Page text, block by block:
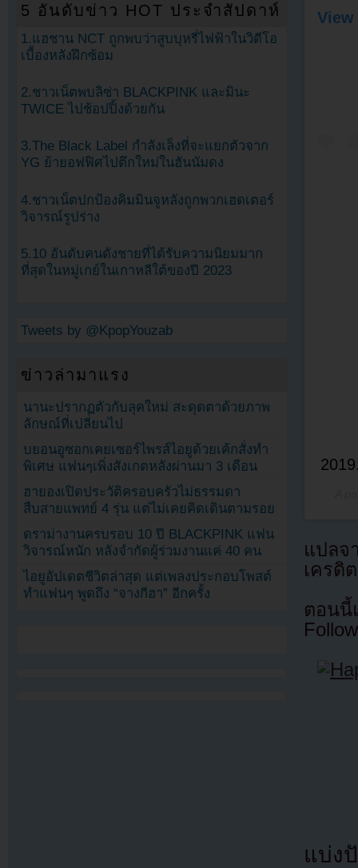
แปล
เครดิ
ตอนนี้
แบ่ง
5 อันดับข่าว HOT ประจำสัปดาห์
1.แฮชาน NCT ถูกพบว่าสูบบุหรี่ไฟฟ้าในวิดีโอ
เบื้องหลังฝึกซ้อม
2.ชาวเน็ตพบลิซ่า BLACKPINK และมินะ
TWICE ไปช้อปปิ้งด้วยกัน
3.The Black Label กำลังเล็งที่จะแยกตัวจาก
YG ย้ายอฟฟิศไปตึกใหม่ในฮันนัมดง
4.ชาวเน็ตปกป้องคิมมินจูหลังถูกพวกเฮดเตอร์
วิจารณ์รูปร่าง
5.10 อันดับคนดังชายที่ได้รับความนิยมมาก
ที่สุดในหมู่เกย์ในเกาหลีใต้ของปี 2023
Tweets by @KpopYouzab
ข่าวล่ามาแรง
นานะปรากฏตัวกับลุคใหม่ สะดุดตาด้วยภาพ
ลักษณ์ที่เปลี่ยนไป
บยอนอูซอกเคยเซอร์ไพรส์ไอยูด้วยเค้กสั่งทำ
พิเศษ แฟนๆเพิ่งสังเกตหลังผ่านมา 3 เดือน
ฮายองเปิดประวัติครอบครัวไม่ธรรมดา
สืบสายแพทย์ 4 รุ่น แต่ไม่เคยคิดเดินตามรอย
ดราม่างานครบรอบ 10 ปี BLACKPINK แฟน
วิจารณ์หนัก หลังจำกัดผู้ร่วมงานแค่ 40 คน
ไอยูอัปเดตชีวิตล่าสุด แต่เพลงประกอบโพสต์
ทำแฟนๆ พูดถึง “จางกีฮา” อีกครั้ง